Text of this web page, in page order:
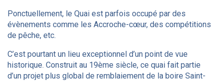
Ponctuellement, le Quai est parfois occupé par des
évènements comme les Accroche-cœur, des compétitions
de pêche, etc.
C’est pourtant un lieu exceptionnel d’un point de vue
historique. Construit au 19ème siècle, ce quai fait partie
d’un projet plus global de remblaiement de la boire Saint-